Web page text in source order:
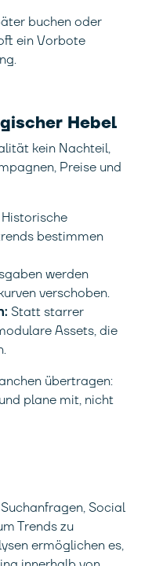
buchen oder
ein Vorbote
Hebel
kein Nachteil,
Preise und
Historische
bestimmen
werden
verschoben.
Statt starrer
Assets, die
übertragen:
plane mit, nicht
Social
Trends zu
ermöglichen es,